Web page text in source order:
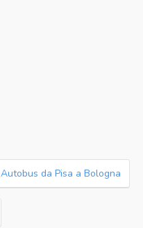
Autobus da Pisa a Bologna